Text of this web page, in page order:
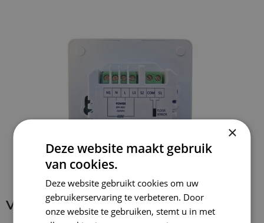
Verbinding maken met thermostaat
×
Deze website maakt gebruik
van cookies.
Deze website gebruikt cookies om uw
gebruikerservaring te verbeteren. Door
onze website te gebruiken, stemt u in met